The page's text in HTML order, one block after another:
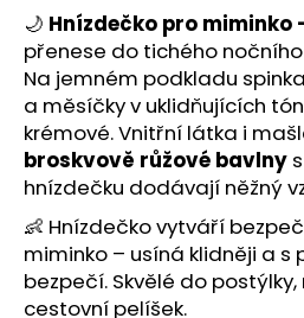
hvězdiček.
🌙 Hnízdečko pro miminko
přenese do tichého
Na jemném podkladu
a měsíčky v uklidňujících
krémové. Vnitřní látka i
broskvově růžové bavlny
hnízdečku dodávají něžný
👶 Hnízdečko vytváří
miminko – usíná klidněji a s
bezpečí. Skvělé do
cestovní pelíšek.
HLEDAT
D
o
p
o
r
u